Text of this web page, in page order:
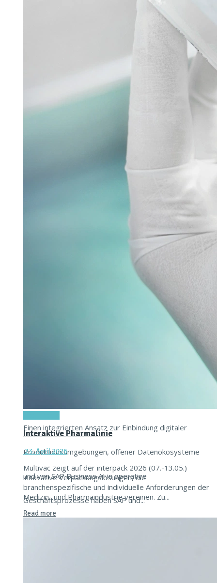
Pharmazeutische Sprühtrocknungstechnologie
Glatt stellte auf der Interpack seine
Sprühtrocknungstechnologie – GSX.Lab – im Rahmen
einer spannenden Eröffnungsfeier vor. Mit der
Verpackungsmaschine für vernetzte Produktion
Einen integrierten Ansatz zur Einbindung digitaler
Produktionsumgebungen, offener Datenökosysteme
und von SAP Business AI in operative
Geschäftsprozesse haben SAP und...
Interaktive Pharmalinie
23. April 2026
Multivac zeigt auf der interpack 2026 (07.-13.05.)
innovative Verpackungslösungen, die
branchenspezifische und individuelle Anforderungen der
Medizin- und Pharmaindustrie vereinen. Zu...
Read more